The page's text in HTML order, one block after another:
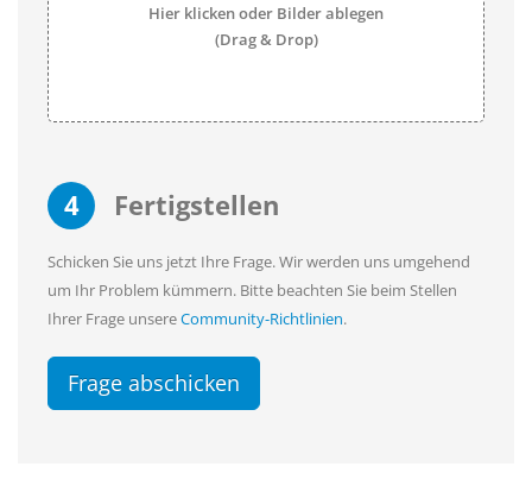
Hier klicken oder Bilder ablegen
(Drag & Drop)
4 Fertigstellen
Schicken Sie uns jetzt Ihre Frage. Wir werden uns umgehend
um Ihr Problem kümmern. Bitte beachten Sie beim Stellen
Ihrer Frage unsereCommunity-Richtlinien.
Frage abschicken